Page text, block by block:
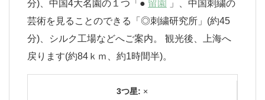
分)、中国4大名園の１つ「● 留園
」、中国刺繍の
芸術を見ることのできる「◎刺繍研究所」(約45
分)、シルク工場などへご案内。 観光後、上海へ
戻ります(約84ｋｍ、約1時間半)。
3つ星: ×